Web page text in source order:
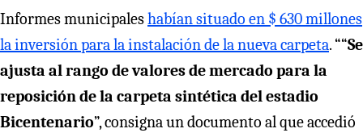
Informes municipaleshabían situado en $ 630 millones
la inversión para la instalación de la nueva carpeta. ““Se
ajusta al rango de valores de mercado para la
reposición de la carpeta sintética del estadio
Bicentenario”, consigna un documento al que accedió